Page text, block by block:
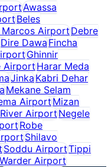
Awassa
Beles
Marcos AirportDebre
Dire DawaFincha
Ghinnir
AirportHarar Meda
JinkaKabri Dehar
Mekane Selam
AirportMizan
AirportNegele
Robe
Shilavo
Soddu AirportTippi
Warder Airport